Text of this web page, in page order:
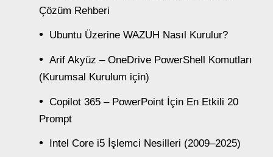
Çözüm Rehberi
Ubuntu Üzerine WAZUH Nasıl Kurulur?
Arif Akyüz – OneDrive PowerShell Komutları
(Kurumsal Kurulum için)
Copilot 365 – PowerPoint İçin En Etkili 20
Prompt
Intel Core i5 İşlemci Nesilleri (2009–2025)